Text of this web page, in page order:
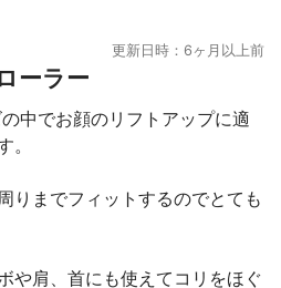
更新日時：6ヶ月以上前
ーラー
中でお顔のリフトアップに適
。
りまでフィットするのでとても
や肩、首にも使えてコリをほぐ